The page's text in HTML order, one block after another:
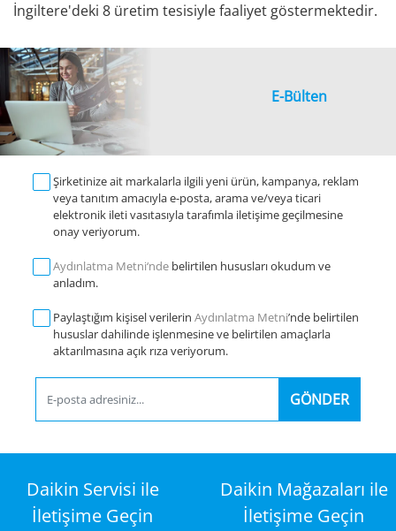
İngiltere'deki 8 üretim tesisiyle faaliyet göstermektedir.
E-Bülten
Şirketinize ait markalarla ilgili yeni ürün, kampanya, reklam
veya tanıtım amacıyla e-posta, arama ve/veya ticari
elektronik ileti vasıtasıyla tarafımla iletişime geçilmesine
onay veriyorum.
Aydınlatma Metni‘nde belirtilen hususları okudum ve
anladım.
Paylaştığım kişisel verilerin Aydınlatma Metni’nde belirtilen
hususlar dahilinde işlenmesine ve belirtilen amaçlarla
aktarılmasına açık rıza veriyorum.
GÖNDER
Daikin Servisi ile
İletişime Geçin
Daikin Mağazaları ile
İletişime Geçin